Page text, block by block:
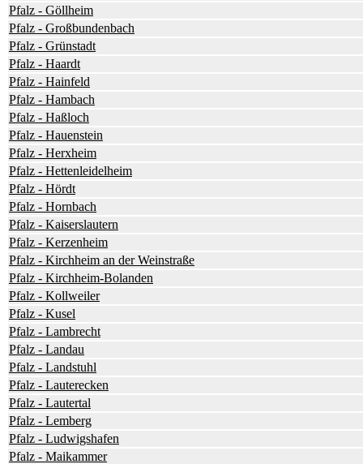
Pfalz - Göllheim
Pfalz - Großbundenbach
Pfalz - Grünstadt
Pfalz - Haardt
Pfalz - Hainfeld
Pfalz - Hambach
Pfalz - Haßloch
Pfalz - Hauenstein
Pfalz - Herxheim
Pfalz - Hettenleidelheim
Pfalz - Hördt
Pfalz - Hornbach
Pfalz - Kaiserslautern
Pfalz - Kerzenheim
Pfalz - Kirchheim an der Weinstraße
Pfalz - Kirchheim-Bolanden
Pfalz - Kollweiler
Pfalz - Kusel
Pfalz - Lambrecht
Pfalz - Landau
Pfalz - Landstuhl
Pfalz - Lauterecken
Pfalz - Lautertal
Pfalz - Lemberg
Pfalz - Ludwigshafen
Pfalz - Maikammer